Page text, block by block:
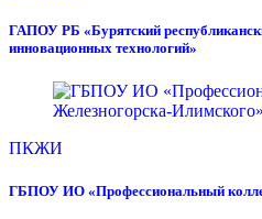
ГАПОУ РБ «Бурятский
инновационных технологий»
ПКЖИ
ГБПОУ ИО «Профессиональный